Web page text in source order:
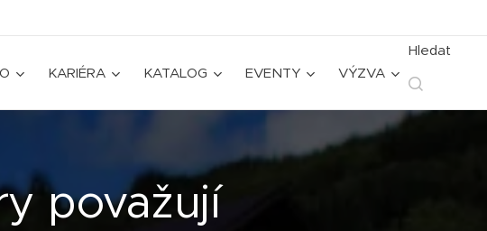
KARIÉRA KATALOG EVENTY VÝZVA
Hledat
považují